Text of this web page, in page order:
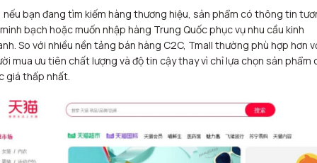
nếu bạn đang tìm kiếm hàng thương hiệu, sản phẩm có thông tin
bạch hoặc muốn nhập hàng Trung Quốc phục vụ nhu cầu kinh
So với nhiều nền tảng bán hàng C2C, Tmall thường phù hợp hơn
mua ưu tiên chất lượng và độ tin cậy thay vì chỉ lựa chọn sản phẩm
giá thấp nhất.